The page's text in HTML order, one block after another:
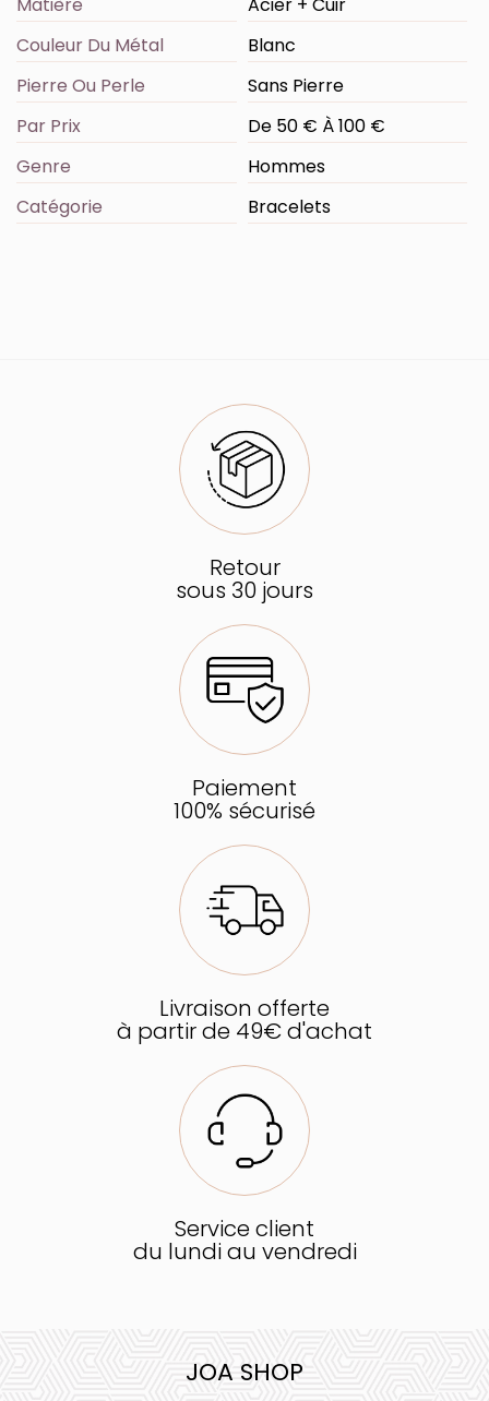
Couleur Du Métal
Blanc
Pierre Ou Perle
Sans Pierre
Par Prix
De 50 € À 100 €
Genre
Hommes
Catégorie
Bracelets
Retour
sous 30 jours
Paiement
100% sécurisé
Livraison offerte
à partir de 49€ d'achat
Service client
du lundi au vendredi
JOA SHOP